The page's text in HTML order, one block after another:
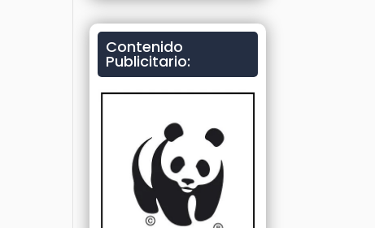
Contenido
Publicitario: